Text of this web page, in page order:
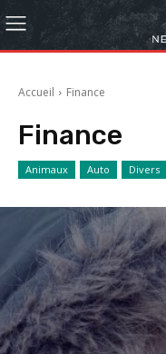
Accueil Finance
Finance
Animaux Auto Divers